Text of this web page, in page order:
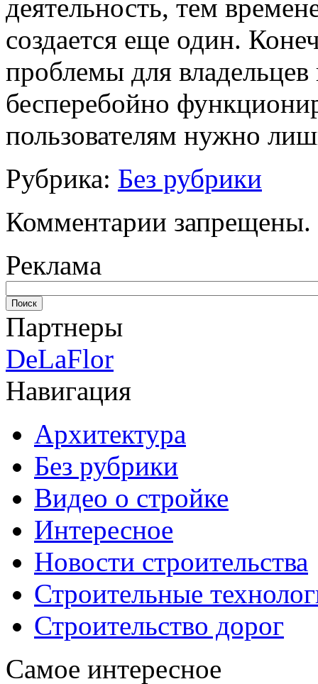
деятельность, тем
создается еще один.
проблемы для
бесперебойно
пользователям нужно
Рубрика: Без рубрики
Комментарии запрещены.
Реклама
Партнеры
DeLaFlor
Навигация
Архитектура
Без рубрики
Видео о стройке
Интересное
Новости строительства
Строительные
Строительство дорог
Самое интересное